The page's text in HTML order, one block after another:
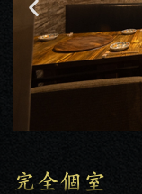
完全個室